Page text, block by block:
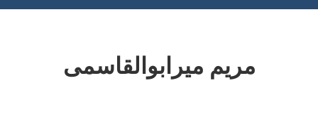
مریم میرابوالقاسمی